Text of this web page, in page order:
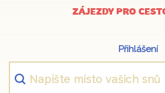
ZÁJEZDY PRO
Přihlášení